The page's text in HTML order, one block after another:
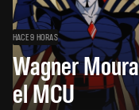
HACE 9 HORAS
Wagner
el MCU